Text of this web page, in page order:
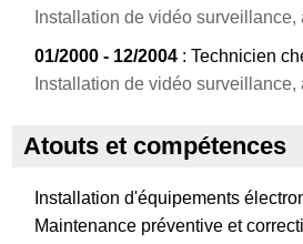
Installation de vidéo
01/2000 - 12/2004 : Technicien
Installation de vidéo
Atouts et compétences
Installation d'équipements
Maintenance préventive et